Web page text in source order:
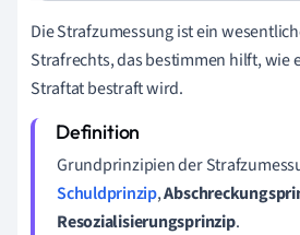
Die Strafzumessung ist ein
Strafrechts, das bestimmen hilft, wie
Straftat bestraft wird.
Grundprinzipien der
Schuldprinzip,
Resozialisierungsprinzip.